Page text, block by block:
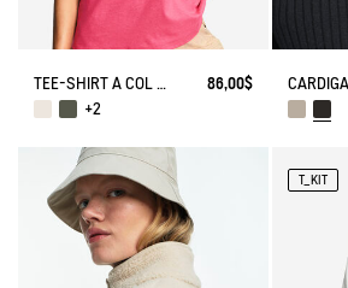
TEE-SHIRT À COL EN V EN COTON LIN
86,00$
+2
T_KIT